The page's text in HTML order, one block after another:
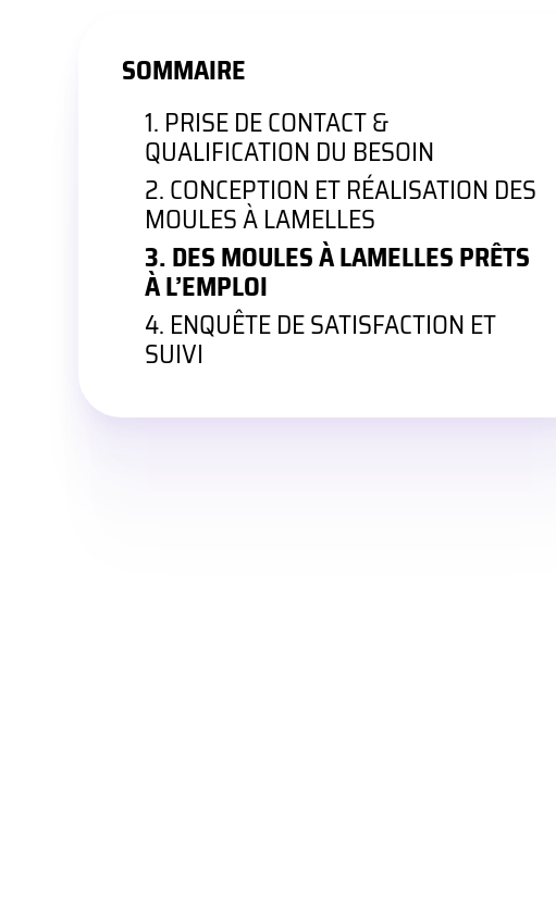
SOMMAIRE
1. PRISE DE CONTACT &
QUALIFICATION DU BESOIN
2. CONCEPTION ET RÉALISATION DES
MOULES À LAMELLES
3. DES MOULES À LAMELLES PRÊTS
À L’EMPLOI
4. ENQUÊTE DE SATISFACTION ET
SUIVI